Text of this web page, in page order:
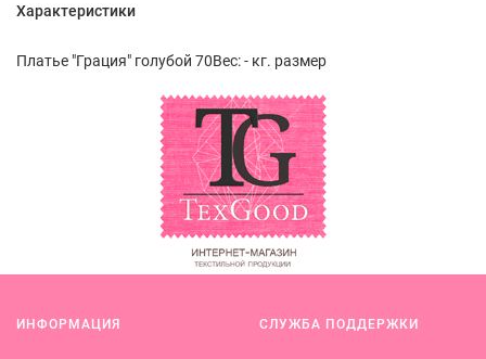
Характеристики
Платье "Грация" голубой 70Вес: - кг. размер
ИНФОРМАЦИЯ СЛУЖБА ПОДДЕРЖКИ